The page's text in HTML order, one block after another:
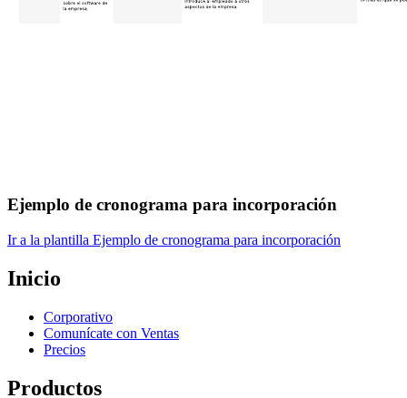
Ejemplo de cronograma para incorporación
Ir a la plantilla Ejemplo de cronograma para incorporación
Inicio
Corporativo
Comunícate con Ventas
Precios
Productos